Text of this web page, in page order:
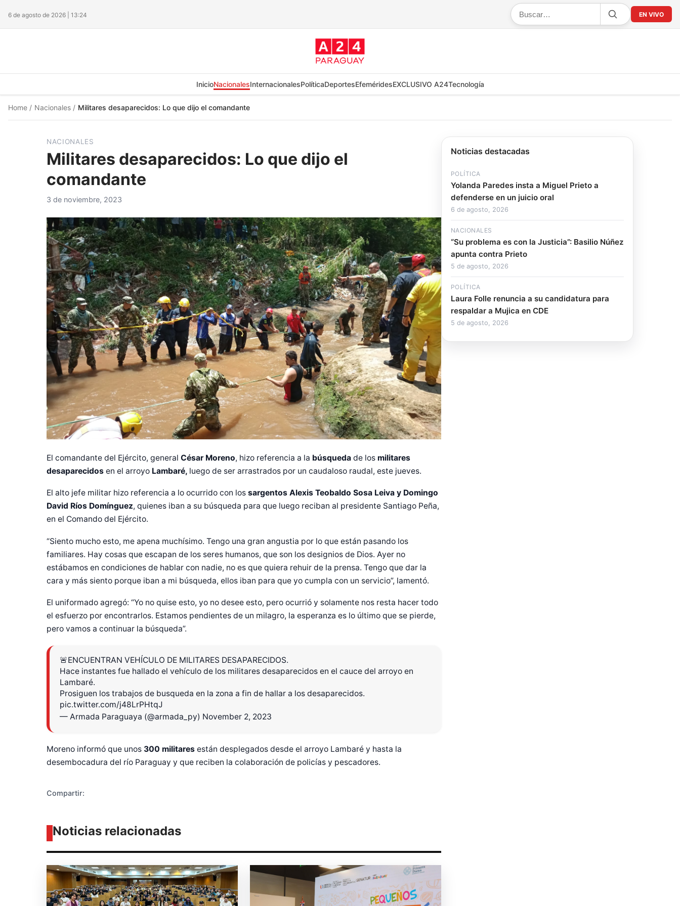
6 de agosto de 2026 | 13:24 EN VIVO
InicioNacionalesInternacionalesPolíticaDeportesEfeméridesEXCLUSIVO A24Tecnología
Home / Nacionales / Militares desaparecidos: Lo que dijo el comandante
NACIONALES
Militares desaparecidos: Lo que dijo el
comandante
3 de noviembre, 2023
El comandante del Ejército, general César Moreno, hizo referencia a la búsqueda de los militares
desaparecidos en el arroyo Lambaré, luego de ser arrastrados por un caudaloso raudal, este jueves.
El alto jefe militar hizo referencia a lo ocurrido con los sargentos Alexis Teobaldo Sosa Leiva y Domingo
David Ríos Domínguez, quienes iban a su búsqueda para que luego reciban al presidente Santiago Peña,
en el Comando del Ejército.
“Siento mucho esto, me apena muchísimo. Tengo una gran angustia por lo que están pasando los
familiares. Hay cosas que escapan de los seres humanos, que son los designios de Dios. Ayer no
estábamos en condiciones de hablar con nadie, no es que quiera rehuir de la prensa. Tengo que dar la
cara y más siento porque iban a mi búsqueda, ellos iban para que yo cumpla con un servicio”, lamentó.
El uniformado agregó: “Yo no quise esto, yo no desee esto, pero ocurrió y solamente nos resta hacer todo
el esfuerzo por encontrarlos. Estamos pendientes de un milagro, la esperanza es lo último que se pierde,
pero vamos a continuar la búsqueda”.
🚨ENCUENTRAN VEHÍCULO DE MILITARES DESAPARECIDOS.
Hace instantes fue hallado el vehículo de los militares desaparecidos en el cauce del arroyo en
Lambaré.
Prosiguen los trabajos de busqueda en la zona a fin de hallar a los desaparecidos.
pic.twitter.com/j48LrPHtqJ
— Armada Paraguaya (@armada_py) November 2, 2023
Moreno informó que unos 300 militares están desplegados desde el arroyo Lambaré y hasta la
desembocadura del río Paraguay y que reciben la colaboración de policías y pescadores.
Compartir:
Noticias relacionadas
Noticias destacadas
POLÍTICA
Yolanda Paredes insta a Miguel Prieto a
defenderse en un juicio oral
6 de agosto, 2026
NACIONALES
“Su problema es con la Justicia”: Basilio Núñez
apunta contra Prieto
5 de agosto, 2026
POLÍTICA
Laura Folle renuncia a su candidatura para
respaldar a Mujica en CDE
5 de agosto, 2026